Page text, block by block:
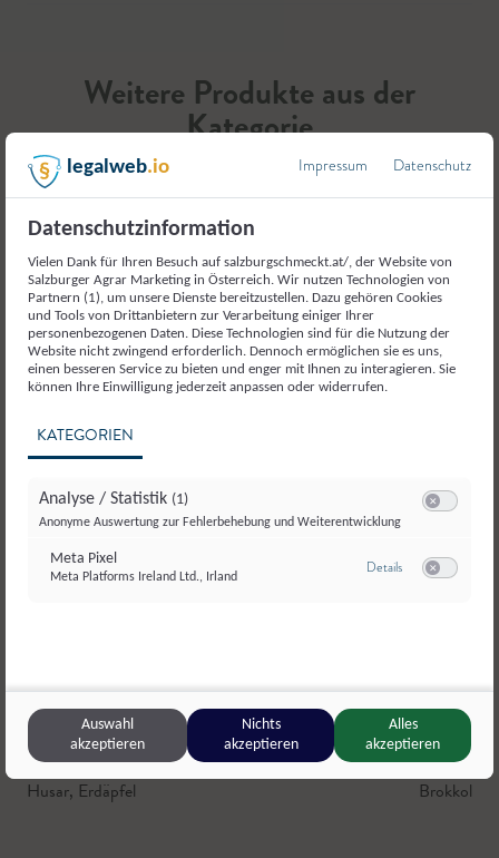
Weitere Produkte aus der
Kategorie
Gemüse und Gemüseerzeugnisse
Genussregion Lungauer Eachtling,Tamsweg
Husar, Erdäpfel
Brokkoli
legalweb.io Impressum Datenschutz
Datenschutzinformation
Vielen Dank für Ihren Besuch auf salzburgschmeckt.at/, der Website von
Salzburger Agrar Marketing in Österreich. Wir nutzen Technologien von
Partnern (1), um unsere Dienste bereitzustellen. Dazu gehören Cookies
und Tools von Drittanbietern zur Verarbeitung einiger Ihrer
personenbezogenen Daten. Diese Technologien sind für die Nutzung der
Website nicht zwingend erforderlich. Dennoch ermöglichen sie es uns,
einen besseren Service zu bieten und enger mit Ihnen zu interagieren. Sie
können Ihre Einwilligung jederzeit anpassen oder widerrufen.
KATEGORIEN
Analyse / Statistik (1)
Anonyme Auswertung zur Fehlerbehebung und Weiterentwicklung
Meta Pixel
Meta Platforms Ireland Ltd., Irland
Detailszu Meta Pixel
Auswahl
akzeptieren
Nichts
akzeptieren
Alles
akzeptieren